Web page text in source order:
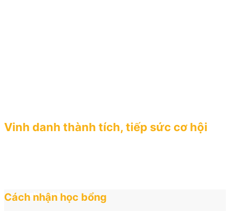
Vinh danh thành tích, tiếp sức cơ hội
nghề nghiệp.
Cách nhận học bổng